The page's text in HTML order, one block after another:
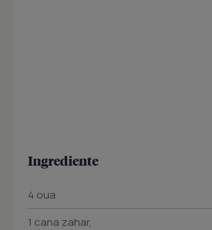
Ingrediente
4 oua
1 cana zahar,